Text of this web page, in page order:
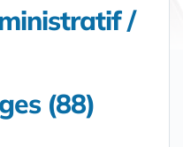
/
(88)